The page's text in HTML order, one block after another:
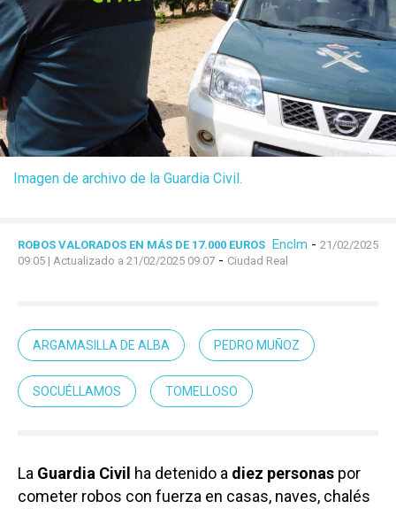
Imagen de archivo de la Guardia Civil.
ROBOS VALORADOS EN MÁS DE 17.000 EUROS Enclm - 21/02/2025
09:05 | Actualizado a 21/02/2025 09:07 - Ciudad Real
ARGAMASILLA DE ALBA PEDRO MUÑOZ
SOCUÉLLAMOS TOMELLOSO
La Guardia Civil ha detenido a diez personas por
cometer robos con fuerza en casas, naves, chalés